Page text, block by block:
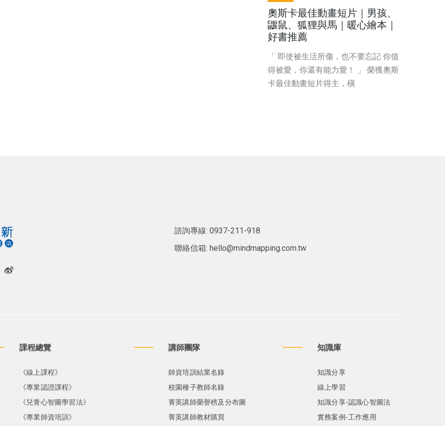
奧斯卡最佳動畫短片｜男孩、
鼴鼠、狐狸與馬｜暖心繪本｜
好書推薦
「 即使被生活所傷，也不要忘記 你值
得被愛，你還有能力愛！ 」 榮獲奧斯
卡最佳動畫短片得主，橫
諮詢專線: 0937-211-918
聯絡信箱: hello@mindmapping.com.tw
課程總覽
《線上課程》
《專業認證課程》
《兒青心智圖學習法》
《專業師資培訓》
講師團隊
師資培訓結業名錄
校園種子教師名錄
菁英講師榮譽榜及分布圖
菁英講師教材購買
知識庫
知識分享
線上學習
知識分享-認識心智圖法
實務案例-工作應用